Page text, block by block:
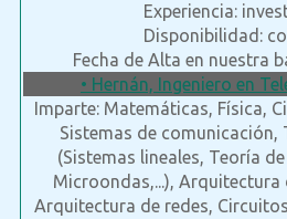
Experiencia:
Disponibilidad:
Fecha de Alta en nuestra
• Hernán, Ingeniero en
Imparte: Matemáticas, Física,
Sistemas de comunicación,
(Sistemas lineales, Teoría
Microondas,...),
Arquitectura de redes,